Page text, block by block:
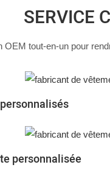
SERVICE
OEM tout-en-un pour
personnalisée